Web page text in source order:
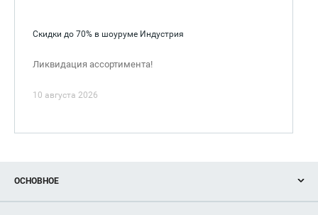
Скидки до 70% в шоуруме Индустрия
Ликвидация ассортимента!
10 августа 2026
ОСНОВНОЕ